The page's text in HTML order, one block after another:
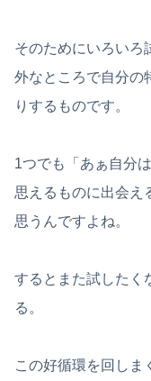
そのためにいろいろ
外なところで自分の
りするものです。
1つでも「あぁ自分
思えるものに出会え
思うんですよね。
するとまた試したく
る。
この好循環を回しま